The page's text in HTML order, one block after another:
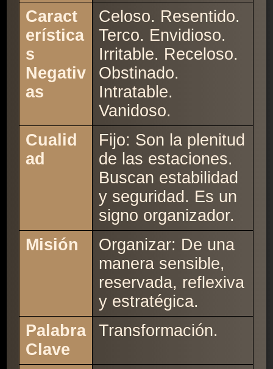
Caract
erística
s
Negativ
as
Celoso. Resentido.
Terco. Envidioso.
Irritable. Receloso.
Obstinado.
Intratable.
Vanidoso.
Cualid
ad
Fijo: Son la plenitud
de las estaciones.
Buscan estabilidad
y seguridad. Es un
signo organizador.
Misión
Organizar: De una
manera sensible,
reservada, reflexiva
y estratégica.
Palabra
Clave
Transformación.